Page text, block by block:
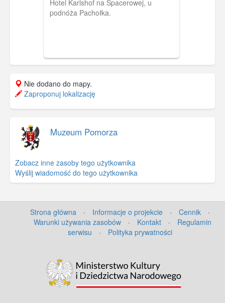
Hotel Karlshof na Spacerowej, u
podnóża Pachołka.
Nie dodano do mapy.
Zaproponuj lokalizację
Muzeum Pomorza
Zobacz inne zasoby tego użytkownika
Wyślij wiadomość do tego użytkownika
Strona główna · Informacje o projekcie · Cennik
·
Warunki używania zasobów
· Kontakt ·
Regulamin
serwisu
· Polityka prywatności